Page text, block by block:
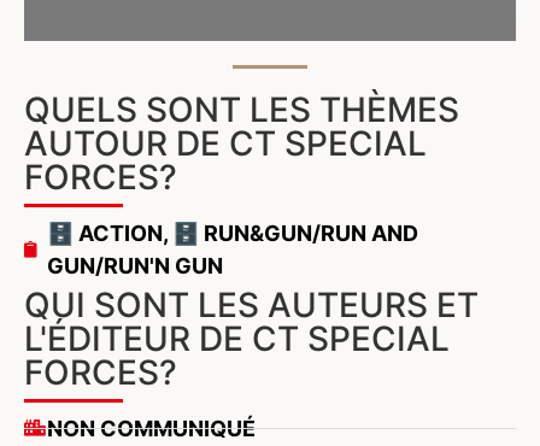
QUELS SONT LES THÈMES
AUTOUR DE CT SPECIAL
FORCES?
🗄️ ACTION,
🗄️ RUN&GUN/RUN AND
GUN/RUN'N GUN
QUI SONT LES AUTEURS ET
L'ÉDITEUR DE CT SPECIAL
FORCES?
NON COMMUNIQUÉ